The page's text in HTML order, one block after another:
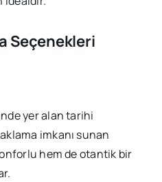
Seçenekleri
yer alan tarihi
imkanı sunan
hem de otantik bir